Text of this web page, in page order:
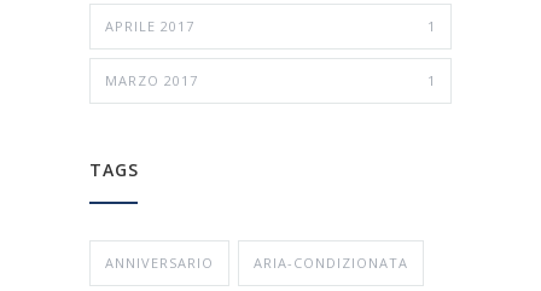
APRILE 2017 1
MARZO 2017 1
TAGS
ANNIVERSARIO ARIA-CONDIZIONATA